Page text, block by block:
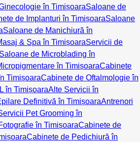
în TimișoaraSaloane de
de Implanturi în TimișoaraSaloane
Saloane de Manichiură în
& Spa în TimișoaraServicii de
Saloane de Microblading în
în TimișoaraCabinete
TimișoaraCabinete de Oftalmologie în
în TimișoaraAlte Servicii în
Definitivă în TimișoaraAntrenori
Pet Grooming în
în TimișoaraCabinete de
Cabinete de Pedichiură în